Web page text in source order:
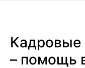
Кадровые
– помощь